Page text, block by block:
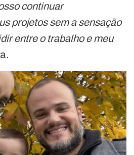
continuar
projetos sem a sensação
entre o trabalho e meu